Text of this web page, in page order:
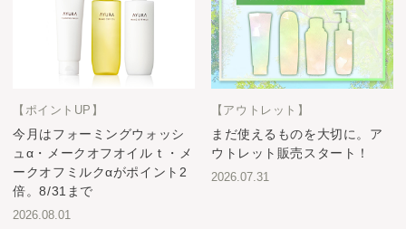
【ポイントUP】
今月はフォーミングウォッシ
ュα・メークオフオイルｔ・メ
ークオフミルクαがポイント2
倍。8/31まで
2026.08.01
【アウトレット】
まだ使えるものを大切に。ア
ウトレット販売スタート！
2026.07.31